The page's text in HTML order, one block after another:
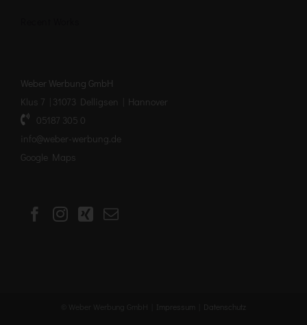
Weber Werbung GmbH
Klus 7 | 31073 Delligsen | Hannover
05187 305 0
info@weber-werbung.de
Google Maps
Impressum Datenschutz